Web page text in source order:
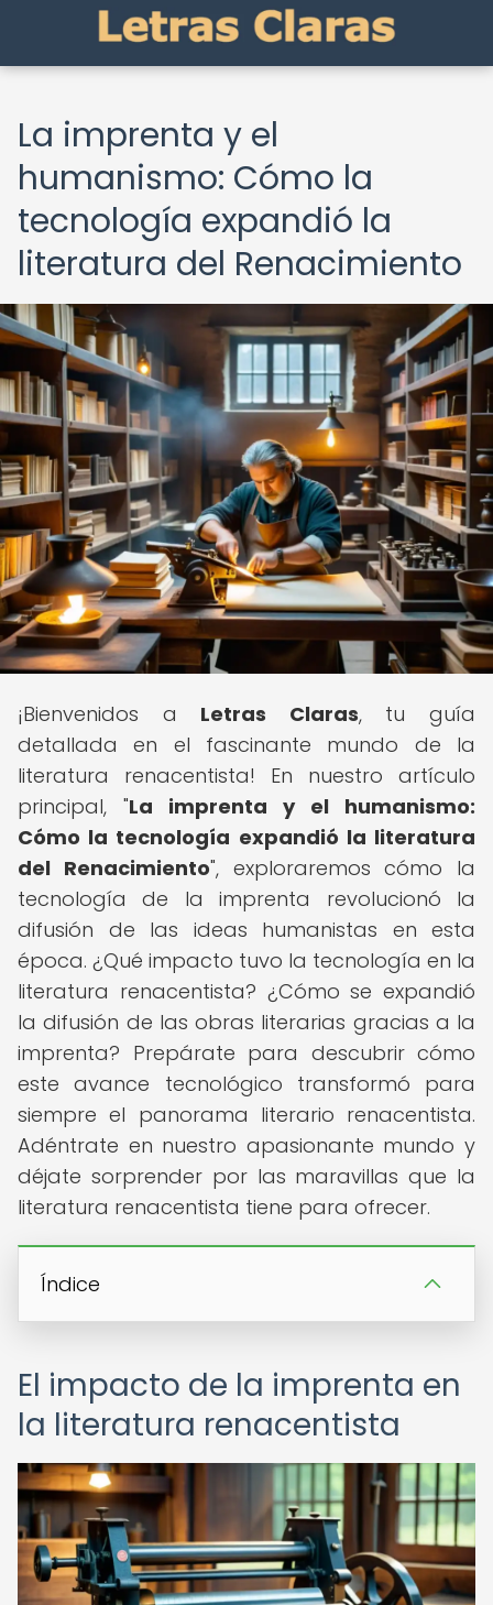
La imprenta y el
humanismo: Cómo la
tecnología expandió la
literatura del Renacimiento
¡Bienvenidos a Letras Claras, tu guía
detallada en el fascinante mundo de la
literatura renacentista! En nuestro artículo
principal, "La imprenta y el humanismo:
Cómo la tecnología expandió la literatura
del Renacimiento", exploraremos cómo la
tecnología de la imprenta revolucionó la
difusión de las ideas humanistas en esta
época. ¿Qué impacto tuvo la tecnología en la
literatura renacentista? ¿Cómo se expandió
la difusión de las obras literarias gracias a la
imprenta? Prepárate para descubrir cómo
este avance tecnológico transformó para
siempre el panorama literario renacentista.
Adéntrate en nuestro apasionante mundo y
déjate sorprender por las maravillas que la
literatura renacentista tiene para ofrecer.
Índice
El impacto de la imprenta en
la literatura renacentista